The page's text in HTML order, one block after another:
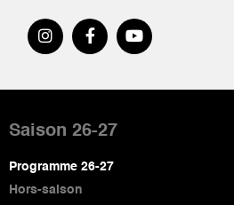
de
page
Saison 26-27
Programme 26-27
Hors-saison